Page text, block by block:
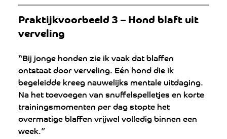
Praktijkvoorbeeld 3 – Hond blaft uit
verveling
“Bij jonge honden zie ik vaak dat blaffen
ontstaat door verveling. Eén hond die ik
begeleidde kreeg nauwelijks mentale uitdaging.
Na het toevoegen van snuffelspelletjes en korte
trainingsmomenten per dag stopte het
overmatige blaffen vrijwel volledig binnen een
week.”